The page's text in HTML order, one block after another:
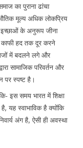
का पुराना ढांचा
मूल्य अधिक लोकप्रिय
इच्छाओं के अनुरूप जीना
काफी हद तक दूर करने
में बदलने लगे और
सामाजिक परिवर्तन और
पर स्पष्ट है।
इस समय भारत में शिक्षा
यह स्वाभाविक है क्योंकि
अंग है, ऐसी ही अवस्था